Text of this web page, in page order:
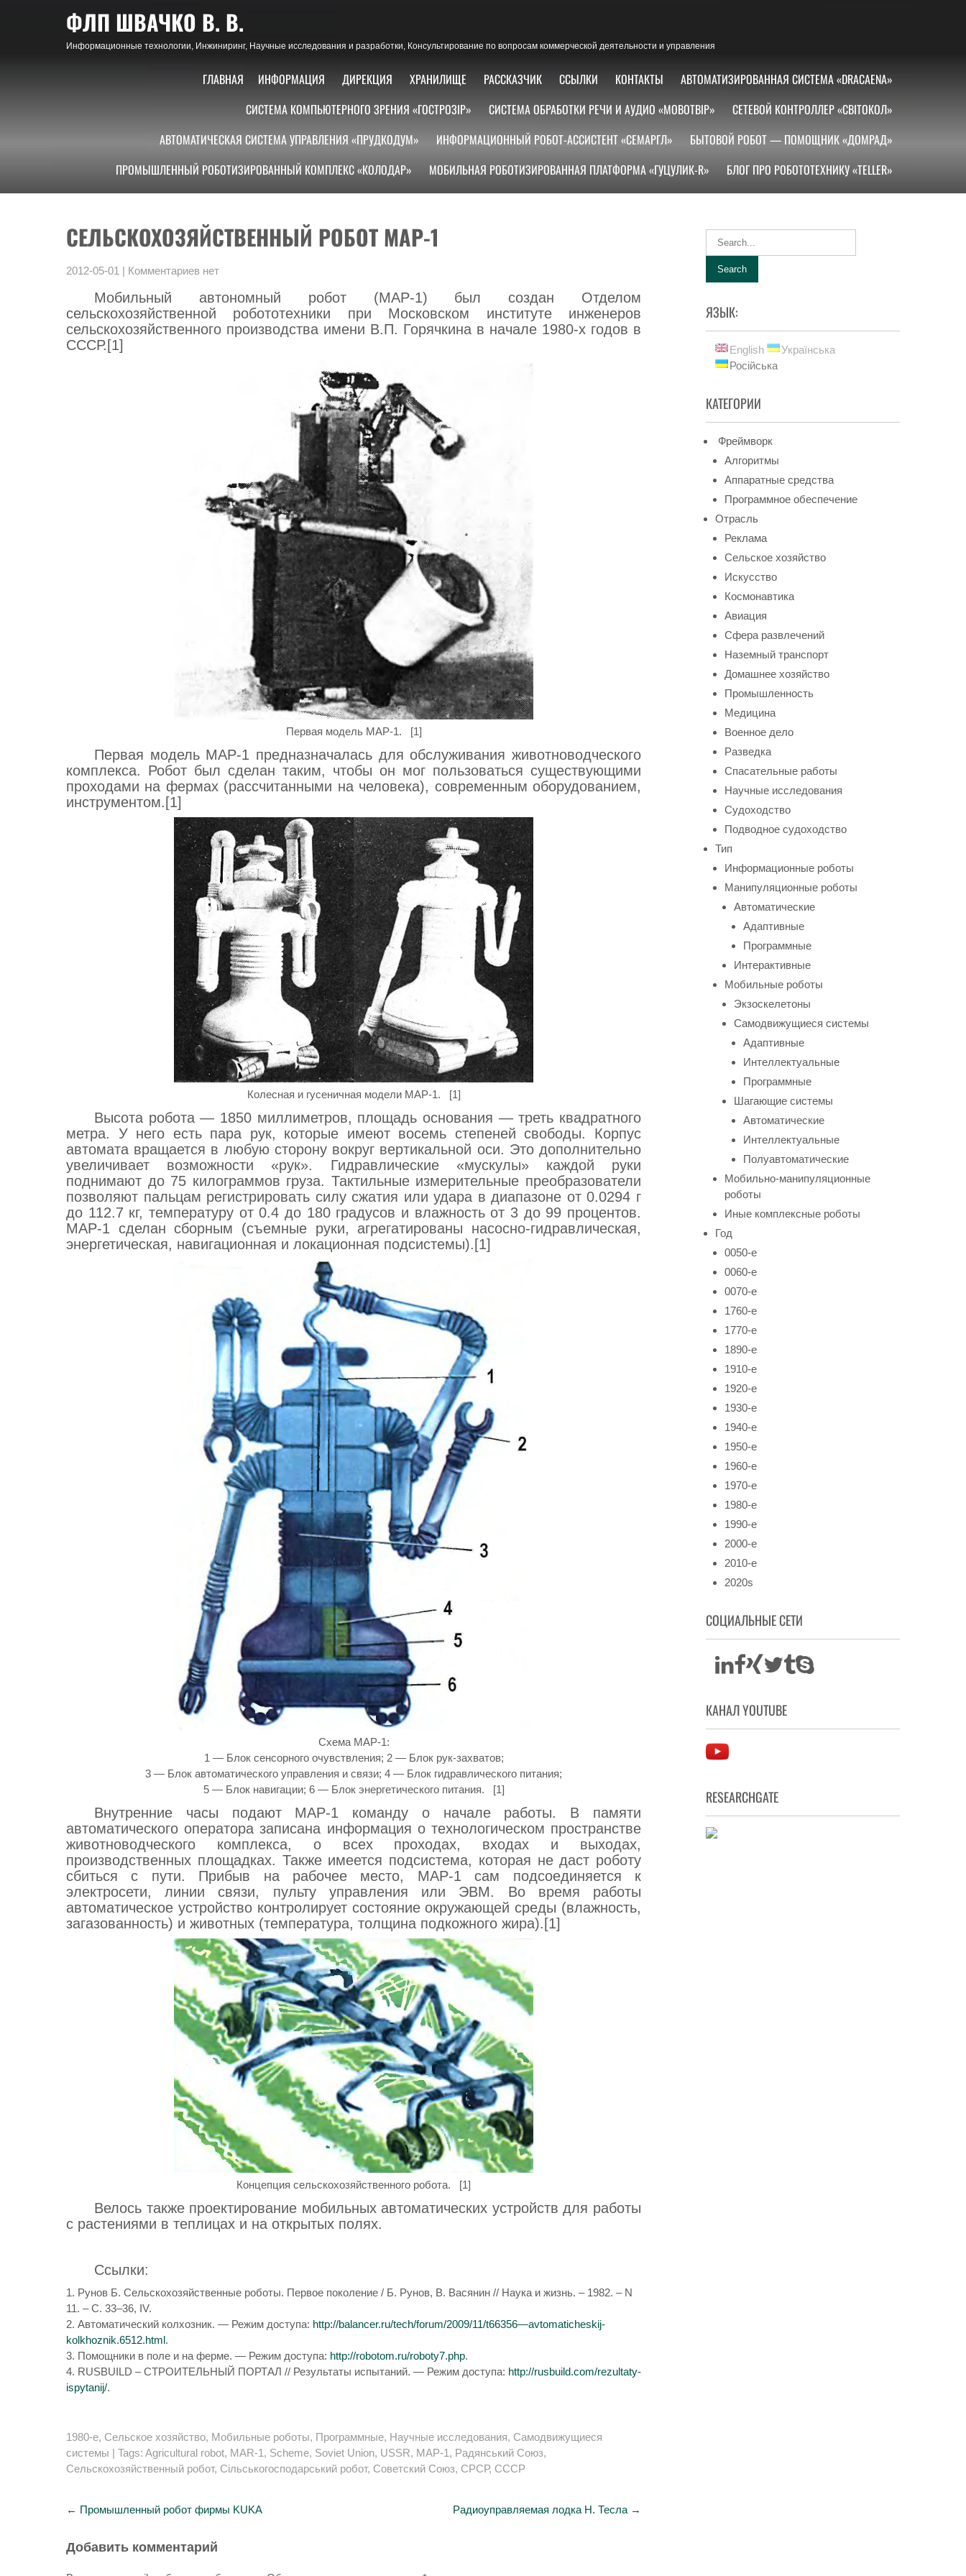
ФЛП ШВАЧКО В. В.
Информационные технологии, Инжиниринг, Научные исследования и разработки, Консультирование по вопросам коммерческой деятельности и управления
ГЛАВНАЯ ИНФОРМАЦИЯ ДИРЕКЦИЯ ХРАНИЛИЩЕ РАССКАЗЧИК ССЫЛКИ КОНТАКТЫ
АВТОМАТИЗИРОВАННАЯ СИСТЕМА «DRACAENA»
СИСТЕМА КОМПЬЮТЕРНОГО ЗРЕНИЯ «ГОСТРОЗІР»
СИСТЕМА ОБРАБОТКИ РЕЧИ И АУДИО «МОВОТВІР»
СЕТЕВОЙ КОНТРОЛЛЕР «СВІТОКОЛ»
АВТОМАТИЧЕСКАЯ СИСТЕМА УПРАВЛЕНИЯ «ПРУДКОДУМ»
ИНФОРМАЦИОННЫЙ РОБОТ-АССИСТЕНТ «СЕМАРГЛ»
БЫТОВОЙ РОБОТ — ПОМОЩНИК «ДОМРАД»
ПРОМЫШЛЕННЫЙ РОБОТИЗИРОВАННЫЙ КОМПЛЕКС «КОЛОДАР»
МОБИЛЬНАЯ РОБОТИЗИРОВАННАЯ ПЛАТФОРМА «ГУЦУЛИК-R» БЛОГ ПРО РОБОТОТЕХНИКУ «TELLER»
СЕЛЬСКОХОЗЯЙСТВЕННЫЙ РОБОТ МАР-1
2012-05-01 | Комментариев нет
Мобильный автономный робот (МАР-1) был создан Отделом
сельскохозяйственной робототехники при Московском институте инженеров
сельскохозяйственного производства имени В.П. Горячкина в начале 1980-х годов в
СССР.[1]
Первая модель МАР-1. [1]
Первая модель МАР-1 предназначалась для обслуживания животноводческого
комплекса. Робот был сделан таким, чтобы он мог пользоваться существующими
проходами на фермах (рассчитанными на человека), современным оборудованием,
инструментом.[1]
Колесная и гусеничная модели МАР-1. [1]
Высота робота — 1850 миллиметров, площадь основания — треть квадратного
метра. У него есть пара рук, которые имеют восемь степеней свободы. Корпус
автомата вращается в любую сторону вокруг вертикальной оси. Это дополнительно
увеличивает возможности «рук». Гидравлические «мускулы» каждой руки
поднимают до 75 килограммов груза. Тактильные измерительные преобразователи
позволяют пальцам регистрировать силу сжатия или удара в диапазоне от 0.0294 г
до 112.7 кг, температуру от 0.4 до 180 градусов и влажность от 3 до 99 процентов.
МАР-1 сделан сборным (съемные руки, агрегатированы насосно-гидравлическая,
энергетическая, навигационная и локационная подсистемы).[1]
Схема МАР-1:
1 — Блок сенсорного очувствления; 2 — Блок рук-захватов;
3 — Блок автоматического управления и связи; 4 — Блок гидравлического питания;
5 — Блок навигации; 6 — Блок энергетического питания. [1]
Внутренние часы подают МАР-1 команду о начале работы. В памяти
автоматического оператора записана информация о технологическом пространстве
животноводческого комплекса, о всех проходах, входах и выходах,
производственных площадках. Также имеется подсистема, которая не даст роботу
сбиться с пути. Прибыв на рабочее место, МАР-1 сам подсоединяется к
электросети, линии связи, пульту управления или ЭВМ. Во время работы
автоматическое устройство контролирует состояние окружающей среды (влажность,
загазованность) и животных (температура, толщина подкожного жира).[1]
Концепция сельскохозяйственного робота. [1]
Велось также проектирование мобильных автоматических устройств для работы
с растениями в теплицах и на открытых полях.
Ссылки:
1. Рунов Б. Сельскохозяйственные роботы. Первое поколение / Б. Рунов, В. Васянин // Наука и жизнь. – 1982. – N
11. – С. 33–36, IV.
2. Автоматический колхозник. — Режим доступа: http://balancer.ru/tech/forum/2009/11/t66356—avtomaticheskij-
kolkhoznik.6512.html.
3. Помощники в поле и на ферме. — Режим доступа: http://robotom.ru/roboty7.php.
4. RUSBUILD – СТРОИТЕЛЬНЫЙ ПОРТАЛ // Результаты испытаний. — Режим доступа: http://rusbuild.com/rezultaty-
ispytanij/.
1980-е, Сельское хозяйство, Мобильные роботы, Программные, Научные исследования, Самодвижущиеся
системы | Tags: Agricultural robot, MAR-1 , Scheme, Soviet Union, USSR, МАР-1 , Радянський Союз,
Сельскохозяйственный робот, Сільськогосподарський робот, Советский Союз, СРСР, СССР
Post
navigation
← Промышленный робот фирмы KUKA Радиоуправляемая лодка Н. Тесла →
Добавить комментарий
ЯЗЫК:
English
Українська
Російська
КАТЕГОРИИ
Фреймворк
Алгоритмы
Аппаратные средства
Программное обеспечение
Отрасль
Реклама
Сельское хозяйство
Искусство
Космонавтика
Авиация
Сфера развлечений
Наземный транспорт
Домашнее хозяйство
Промышленность
Медицина
Военное дело
Разведка
Спасательные работы
Научные исследования
Судоходство
Подводное судоходство
Тип
Информационные роботы
Манипуляционные роботы
Автоматические
Адаптивные
Программные
Интерактивные
Мобильные роботы
Экзоскелетоны
Самодвижущиеся системы
Адаптивные
Интеллектуальные
Программные
Шагающие системы
Автоматические
Интеллектуальные
Полуавтоматические
Мобильно-манипуляционные
роботы
Иные комплексные роботы
Год
0050-е
0060-е
0070-е
1760-е
1770-е
1890-е
1910-е
1920-е
1930-е
1940-е
1950-е
1960-е
1970-е
1980-е
1990-е
2000-е
2010-е
2020s
СОЦИАЛЬНЫЕ СЕТИ
КАНАЛ YOUTUBE
RESEARCHGATE